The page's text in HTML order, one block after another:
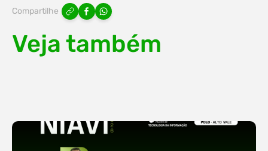
Compartilhe
Veja também